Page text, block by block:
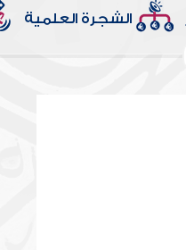
الشجرة العلمية